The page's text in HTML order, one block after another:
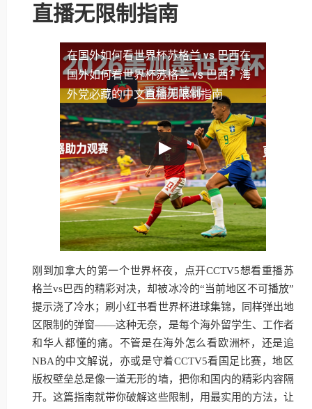
直播无限制指南
在国外如何看世界杯苏格兰 vs 巴西在
国外如何看世界杯苏格兰 vs 巴西？海
外党必藏的中文直播无限制指南
刚到加拿大的第一个世界杯夜，点开CCTV5想看重播苏
格兰vs巴西的精彩对决，却被冰冷的“当前地区不可播放”
提示浇了冷水；刷小红书看世界杯进球集锦，同样弹出地
区限制的弹窗——这种无奈，是每个海外留学生、工作者
和华人都懂的痛。不管是在海外怎么看欧洲杯，还是追
NBA的中文解说，亦或是守着CCTV5看国足比赛，地区
版权壁垒总是像一道无形的墙，把你和国内的精彩内容隔
开。这篇指南就带你破解这些限制，用最实用的方法，让